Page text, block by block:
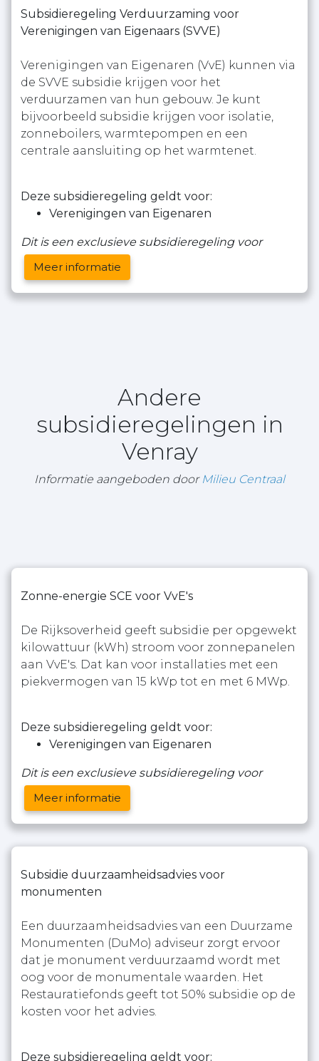
Subsidieregeling Verduurzaming voor
Verenigingen van Eigenaars (SVVE)
Verenigingen van Eigenaren (VvE) kunnen via
de SVVE subsidie krijgen voor het
verduurzamen van hun gebouw. Je kunt
bijvoorbeeld subsidie krijgen voor isolatie,
zonneboilers, warmtepompen en een
centrale aansluiting op het warmtenet.
Deze subsidieregeling geldt voor:
Verenigingen van Eigenaren
Dit is een exclusieve subsidieregeling voor
Meer informatie
Andere
subsidieregelingen in
Venray
Informatie aangeboden door Milieu Centraal
Zonne-energie SCE voor VvE's
De Rijksoverheid geeft subsidie per opgewekt
kilowattuur (kWh) stroom voor zonnepanelen
aan VvE's. Dat kan voor installaties met een
piekvermogen van 15 kWp tot en met 6 MWp.
Deze subsidieregeling geldt voor:
Verenigingen van Eigenaren
Dit is een exclusieve subsidieregeling voor
Meer informatie
Subsidie duurzaamheidsadvies voor
monumenten
Een duurzaamheidsadvies van een Duurzame
Monumenten (DuMo) adviseur zorgt ervoor
dat je monument verduurzaamd wordt met
oog voor de monumentale waarden. Het
Restauratiefonds geeft tot 50% subsidie op de
kosten voor het advies.
Deze subsidieregeling geldt voor: